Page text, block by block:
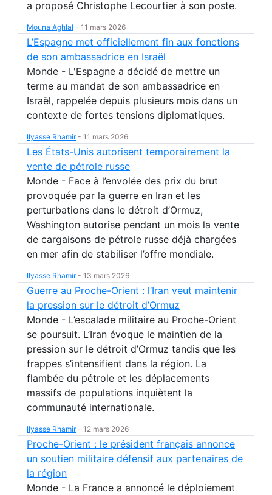
a proposé Christophe Lecourtier à son poste.
Mouna Aghlal - 11 mars 2026
L’Espagne met officiellement fin aux fonctions
de son ambassadrice en Israël
Monde - L'Espagne a décidé de mettre un
terme au mandat de son ambassadrice en
Israël, rappelée depuis plusieurs mois dans un
contexte de fortes tensions diplomatiques.
Ilyasse Rhamir- 11 mars 2026
Les États-Unis autorisent temporairement la
vente de pétrole russe
Monde - Face à l’envolée des prix du brut
provoquée par la guerre en Iran et les
perturbations dans le détroit d’Ormuz,
Washington autorise pendant un mois la vente
de cargaisons de pétrole russe déjà chargées
en mer afin de stabiliser l’offre mondiale.
Ilyasse Rhamir- 13 mars 2026
Guerre au Proche-Orient : l’Iran veut maintenir
la pression sur le détroit d’Ormuz
Monde - L’escalade militaire au Proche-Orient
se poursuit. L’Iran évoque le maintien de la
pression sur le détroit d’Ormuz tandis que les
frappes s’intensifient dans la région. La
flambée du pétrole et les déplacements
massifs de populations inquiètent la
communauté internationale.
Ilyasse Rhamir- 12 mars 2026
Proche-Orient : le président français annonce
un soutien militaire défensif aux partenaires de
la région
Monde - La France a annoncé le déploiement